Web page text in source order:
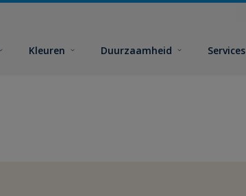
Kleuren Duurzaamheid Services